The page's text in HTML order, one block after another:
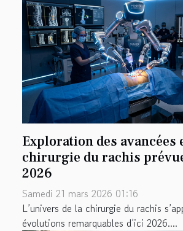
Exploration des avancées
chirurgie du rachis
2026
Samedi 21 mars 2026 01:16
L’univers de la chirurgie du rachis
évolutions remarquables d’ici 2026....